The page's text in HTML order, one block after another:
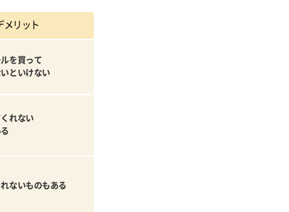
メリット
を買って
といけない
れない
ないものもある